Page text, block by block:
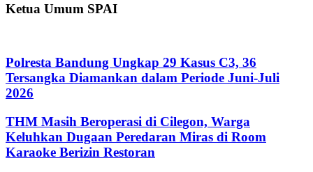
Ketua Umum SPAI
Polresta Bandung Ungkap 29 Kasus C3, 36
Tersangka Diamankan dalam Periode Juni-Juli
2026
THM Masih Beroperasi di Cilegon, Warga
Keluhkan Dugaan Peredaran Miras di Room
Karaoke Berizin Restoran